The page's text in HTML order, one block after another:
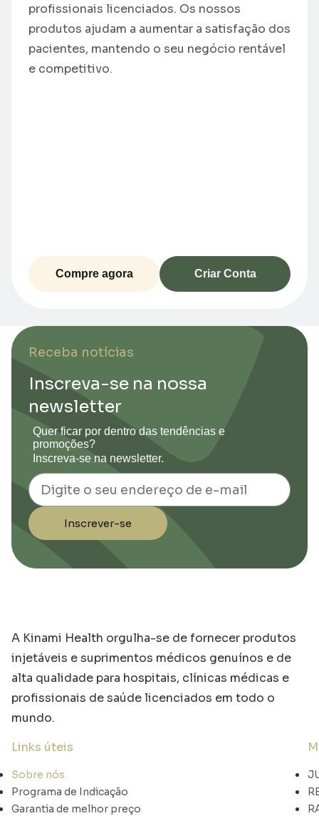
profissionais licenciados. Os nossos
produtos ajudam a aumentar a satisfação dos
pacientes, mantendo o seu negócio rentável
e competitivo.
Criar Conta
Compre agora
Receba notícias
Inscreva-se na nossa
newsletter
Quer ficar por dentro das tendências e
promoções?
Inscreva-se na newsletter.
Email
Inscrever-se
A Kinami Health orgulha-se de fornecer produtos
injetáveis e suprimentos médicos genuínos e de
alta qualidade para hospitais, clínicas médicas e
profissionais de saúde licenciados em todo o
mundo.
Links úteis
Sobre nós
Programa de Indicação
Garantia de melhor preço